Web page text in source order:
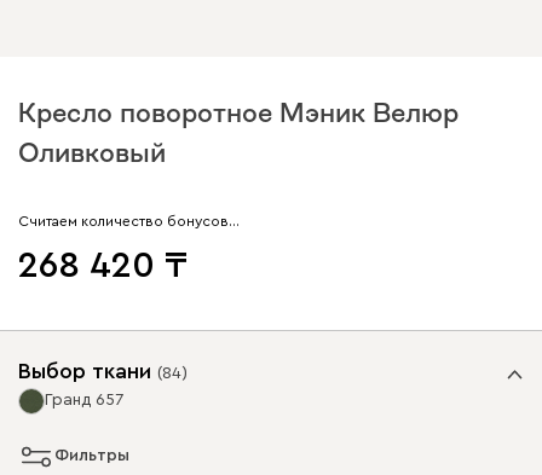
Кресло поворотное Мэник Велюр
Оливковый
Считаем количество бонусов…
268 420
Выбор ткани (84)
Гранд 657
Фильтры